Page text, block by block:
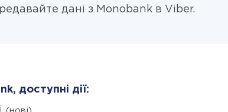
дані з Monobank в Viber.
доступні дії: